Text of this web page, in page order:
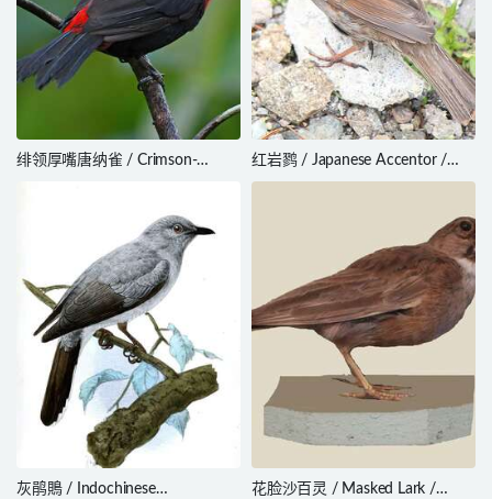
绯领厚嘴唐纳雀 / Crimson-
红岩鹨 / Japanese Accentor /
Prunella rubida
灰鹃鵙 / Indochinese
花脸沙百灵 / Masked Lark /